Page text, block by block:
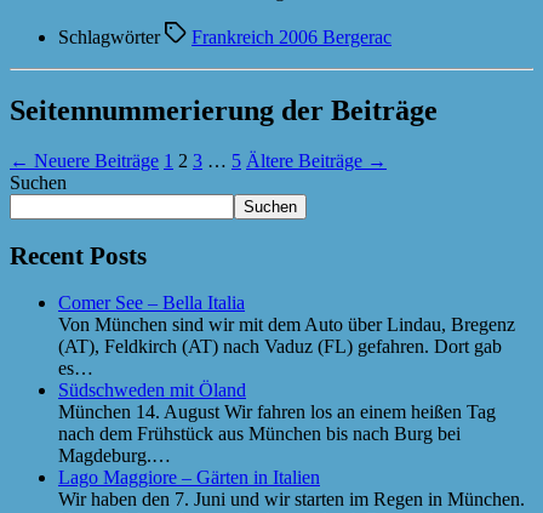
Schlagwörter Frankreich 2006 Bergerac
Seitennummerierung der Beiträge
← Neuere Beiträge 1 2 3 … 5 Ältere Beiträge →
Suchen
Suchen
Recent Posts
Comer See – Bella Italia
Von München sind wir mit dem Auto über Lindau, Bregenz
(AT), Feldkirch (AT) nach Vaduz (FL) gefahren. Dort gab
es…
Südschweden mit Öland
München 14. August Wir fahren los an einem heißen Tag
nach dem Frühstück aus München bis nach Burg bei
Magdeburg.…
Lago Maggiore – Gärten in Italien
Wir haben den 7. Juni und wir starten im Regen in München.